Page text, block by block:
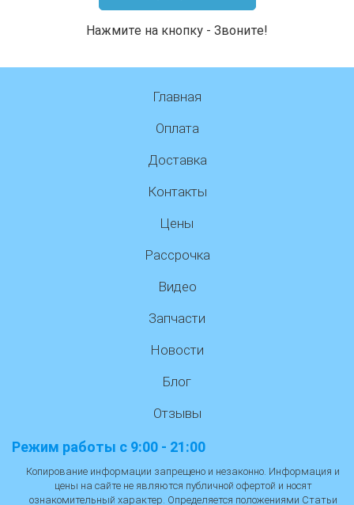
Нажмите на кнопку - Звоните!
Главная
Оплата
Доставка
Контакты
Цены
Рассрочка
Видео
Запчасти
Новости
Блог
Отзывы
Режим работы с 9:00 - 21:00
Копирование информации запрещено и незаконно. Информация и
цены на сайте не являются публичной офертой и носят
ознакомительный характер. Определяется положениями Статьи